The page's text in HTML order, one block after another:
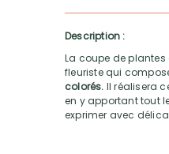
Description :
La coupe de
fleuriste qui
colorés. Il réalisera
en y apportant tout
exprimer avec